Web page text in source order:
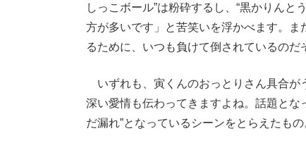
しっこボール”は粉砕するし、“黒かりん
方が多いです」と苦笑いを浮かべます。ま
るために、いつも負けて倒されているのだ
いずれも、寅くんのおっとりさん具合が
深い愛情も伝わってきますよね。話題と
だ漏れ”となっているシーンをとらえたもの